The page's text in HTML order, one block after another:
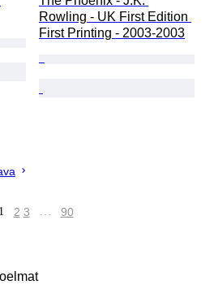
Rowling - UK First Edition
First Printing - 2003-2003
1 2 3 … 90